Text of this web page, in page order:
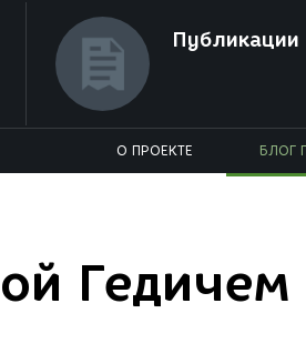
Публикации
О ПРОЕКТЕ БЛОГ
Гедичем